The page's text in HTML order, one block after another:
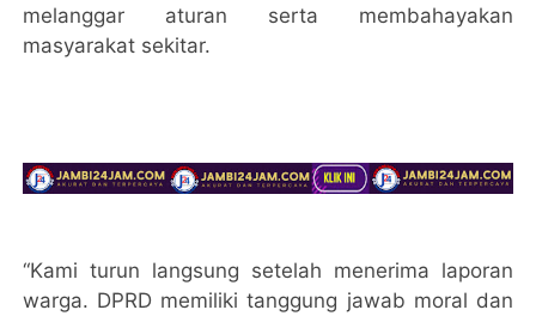
melanggar aturan serta membahayakan
masyarakat sekitar.
“Kami turun langsung setelah menerima laporan
warga. DPRD memiliki tanggung jawab moral dan